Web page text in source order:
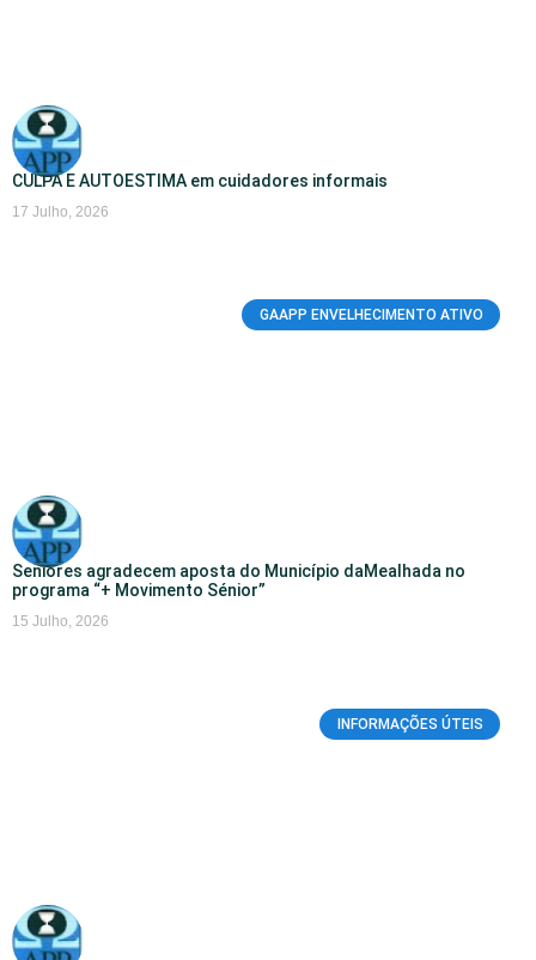
CULPA E AUTOESTIMA em cuidadores informais
17 Julho, 2026
GAAPP ENVELHECIMENTO ATIVO
Seniores agradecem aposta do Município daMealhada no
programa “+ Movimento Sénior”
15 Julho, 2026
INFORMAÇÕES ÚTEIS